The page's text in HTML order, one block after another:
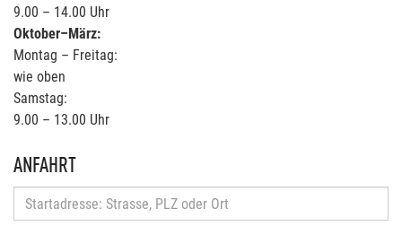
9.00 – 14.00 Uhr
Oktober–März:
Montag – Freitag:
wie oben
Samstag:
9.00 – 13.00 Uhr
ANFAHRT